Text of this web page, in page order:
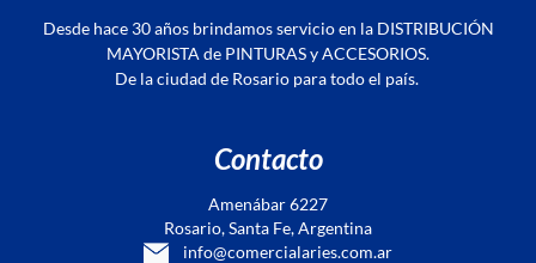
Desde hace 30 años brindamos servicio en la DISTRIBUCIÓN
MAYORISTA de PINTURAS y ACCESORIOS.
De la ciudad de Rosario para todo el país.
Contacto
Amenábar 6227
Rosario, Santa Fe, Argentina
info@comercialaries.com.ar